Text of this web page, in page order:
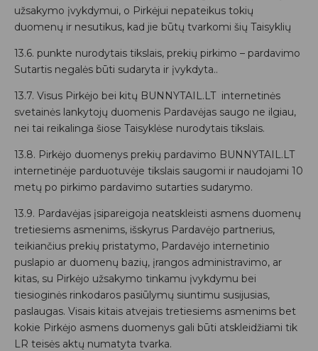
užsakymo įvykdymui, o Pirkėjui nepateikus tokių
duomenų ir nesutikus, kad jie būtų tvarkomi šių Taisyklių
13.6. punkte nurodytais tikslais, prekių pirkimo – pardavimo
Sutartis negalės būti sudaryta ir įvykdyta..
13.7. Visus Pirkėjo bei kitų BUNNYTAIL.LT internetinės
svetainės lankytojų duomenis Pardavėjas saugo ne ilgiau,
nei tai reikalinga šiose Taisyklėse nurodytais tikslais.
13.8. Pirkėjo duomenys prekių pardavimo BUNNYTAIL.LT
internetinėje parduotuvėje tikslais saugomi ir naudojami 10
metų po pirkimo pardavimo sutarties sudarymo.
13.9. Pardavėjas įsipareigoja neatskleisti asmens duomenų
tretiesiems asmenims, išskyrus Pardavėjo partnerius,
teikiančius prekių pristatymo, Pardavėjo internetinio
puslapio ar duomenų bazių, įrangos administravimo, ar
kitas, su Pirkėjo užsakymo tinkamu įvykdymu bei
tiesioginės rinkodaros pasiūlymų siuntimu susijusias,
paslaugas. Visais kitais atvejais tretiesiems asmenims bet
kokie Pirkėjo asmens duomenys gali būti atskleidžiami tik
LR teisės aktų numatyta tvarka.